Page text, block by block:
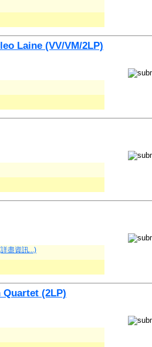
Laine (VV/VM/2LP)
盡資訊...)
(2LP)